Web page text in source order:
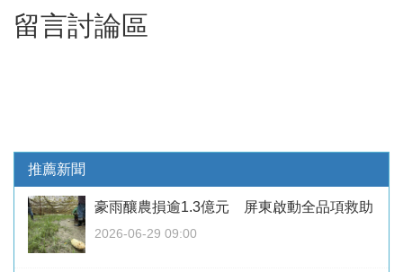
留言討論區
推薦新聞
豪雨釀農損逾1.3億元 屏東啟動全品項救助
2026-06-29 09:00